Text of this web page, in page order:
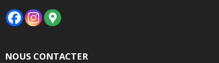
NOUS CONTACTER